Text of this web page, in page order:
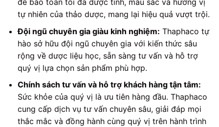
tự nhiên của thảo dược, mang lại hiệu quả vượt trội.
Đội ngũ chuyên gia giàu kinh nghiệm: Thaphaco tự
hào sở hữu đội ngũ chuyên gia với kiến thức sâu
rộng về dược liệu học, sẵn sàng tư vấn và hỗ trợ
quý vị lựa chọn sản phẩm phù hợp.
Chính sách tư vấn và hỗ trợ khách hàng tận tâm:
Sức khỏe của quý vị là ưu tiên hàng đầu. Thaphaco
cung cấp dịch vụ tư vấn chuyên sâu, giải đáp mọi
thắc mắc và đồng hành cùng quý vị trên hành trình